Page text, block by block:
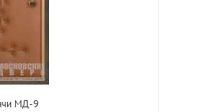
МД-9